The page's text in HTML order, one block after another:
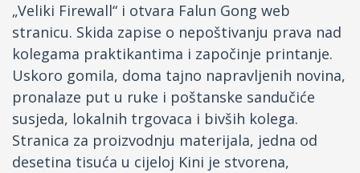
Kontakt
Drugi jezici
„Veliki Firewall“ i otvara Falun Gong web
stranicu. Skida zapise o nepoštivanju prava nad
kolegama praktikantima i započinje printanje.
Uskoro gomila, doma tajno napravljenih novina,
pronalaze put u ruke i poštanske sandučiće
susjeda, lokalnih trgovaca i bivših kolega.
Stranica za proizvodnju materijala, jedna od
desetina tisuća u cijeloj Kini je stvorena,